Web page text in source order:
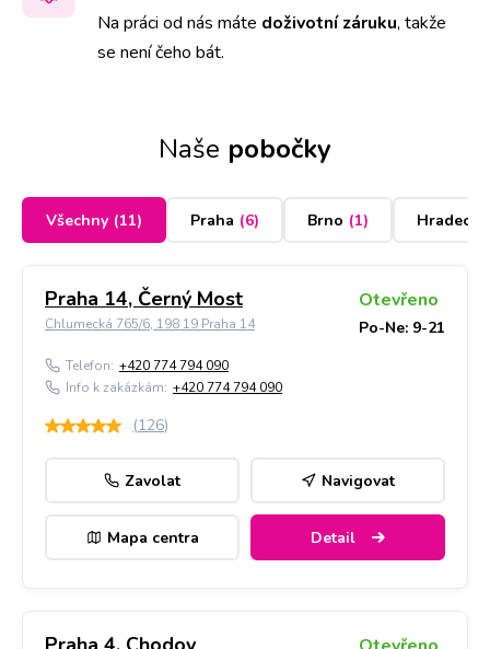
Na práci od nás máte doživotní záruku, takže
se není čeho bát.
Naše pobočky
Všechny (11) Praha (6) Brno (1) Hradec
Praha 14, Černý Most
Chlumecká 765/6, 198 19 Praha 14
Otevřeno
Po-Ne: 9-21
Telefon: +420 774 794 090
Info k zakázkám: +420 774 794 090
(126)
Zavolat Navigovat
Mapa centra Detail